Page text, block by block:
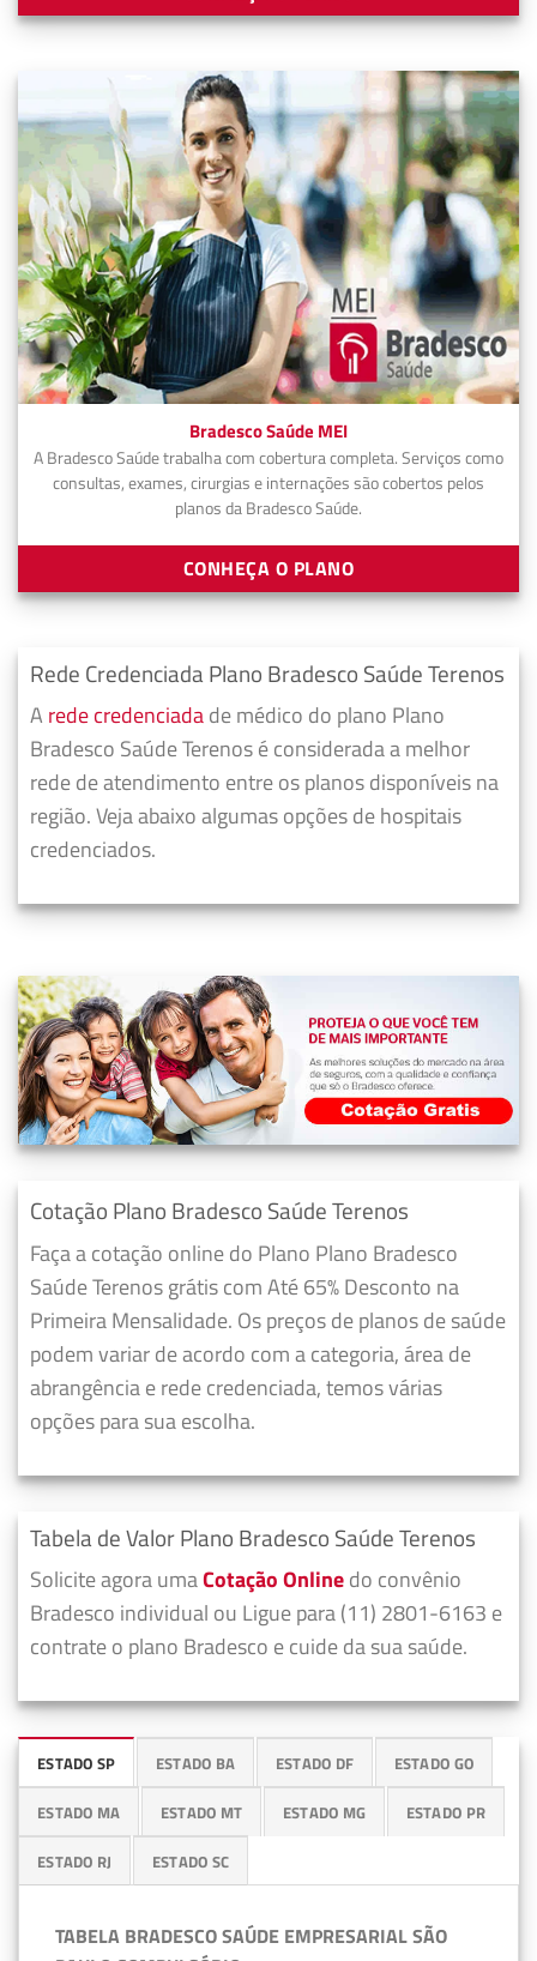
Bradesco Saúde MEI
A Bradesco Saúde trabalha com cobertura completa. Serviços como
consultas, exames, cirurgias e internações são cobertos pelos
planos da Bradesco Saúde.
CONHEÇA O PLANO
Rede Credenciada Plano Bradesco Saúde Terenos
A rede credenciadade médico do plano Plano
Bradesco Saúde Terenos é considerada a melhor
rede de atendimento entre os planos disponíveis na
região. Veja abaixo algumas opções de hospitais
credenciados.
Cotação Plano Bradesco Saúde Terenos
Faça a cotação online do Plano Plano Bradesco
Saúde Terenos grátis com Até 65% Desconto na
Primeira Mensalidade. Os preços de planos de saúde
podem variar de acordo com a categoria, área de
abrangência e rede credenciada, temos várias
opções para sua escolha.
Tabela de Valor Plano Bradesco Saúde Terenos
Solicite agora umaCotação Onlinedo convênio
Bradesco individual ou Ligue para (11) 2801-6163 e
contrate o plano Bradesco e cuide da sua saúde.
ESTADO SP ESTADO BA ESTADO DF ESTADO GO
ESTADO MA ESTADO MT ESTADO MG ESTADO PR
ESTADO RJ ESTADO SC
TABELA BRADESCO SAÚDE EMPRESARIAL SÃO